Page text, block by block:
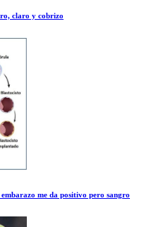
claro y cobrizo
me da positivo pero sangro